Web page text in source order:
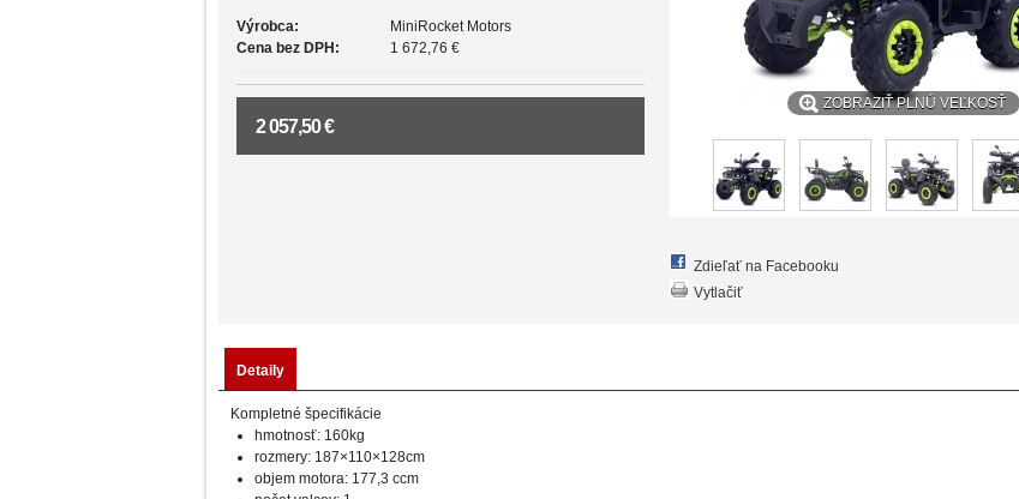
ZOBRAZIŤ PLNÚ VEĽKOSŤ
Zdieľať na Facebooku
Vytlačiť
Výrobca:
MiniRocket Motors
Cena bez DPH:
1 672,76 €
2 057,50 €
Detaily
Kompletné špecifikácie
hmotnosť: 160kg
rozmery: 187×110×128cm
objem motora: 177,3 ccm